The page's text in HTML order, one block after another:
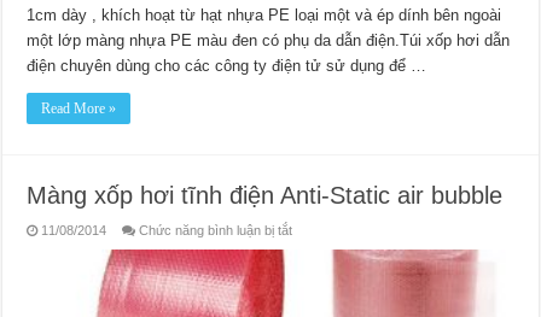
1cm dày , khích hoạt từ hạt nhựa PE loại một và ép dính bên ngoài
một lớp màng nhựa PE màu đen có phụ da dẫn điện.Túi xốp hơi dẫn
điện chuyên dùng cho các công ty điện tử sử dụng để …
Read More »
Màng xốp hơi tĩnh điện Anti-Static air bubble
11/08/2014 Chức năng bình luận bị tắtở